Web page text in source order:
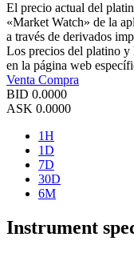
El precio actual del
«Market Watch» de la
a través de derivados
Los precios del platino y
en la página web
Venta Compra
BID 0.0000
ASK 0.0000
1H
1D
7D
30D
6M
Instrument